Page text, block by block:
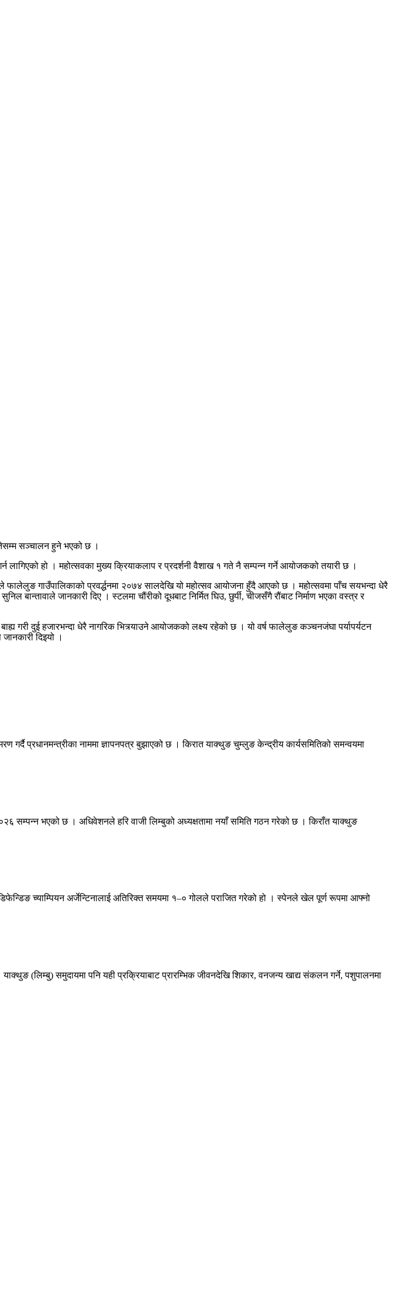
सञ्चालन हुने भएको छ ।
हो । महोत्सवका मुख्य क्रियाकलाप र प्रदर्शनी वैशाख १ गते नै सम्पन्न गर्ने आयोजकको तयारी छ ।
फालेलुङ गाउँपालिकाको प्रवर्द्धनमा २०७४ सालदेखि यो महोत्सव आयोजना हुँदै आएको छ । महोत्सवमा पाँच सयभन्दा धेरै
बान्तावाले जानकारी दिए । स्टलमा चौंरीको दूधबाट निर्मित घिउ, छुर्पी, चीजसँगै रौंबाट निर्माण भएका वस्त्र र
गरी दुई हजारभन्दा धेरै नागरिक भित्र्याउने आयोजकको लक्ष्य रहेको छ । यो वर्ष फालेलुङ कञ्चनजंघा पर्यापर्यटन
दिइयो ।
प्रधानमन्त्रीका नाममा ज्ञापनपत्र बुझाएको छ । किरात याक्थुङ चुम्लुङ केन्द्रीय कार्यसमितिको समन्वयमा
सम्पन्न भएको छ । अधिवेशनले हरि वाजी लिम्बुको अध्यक्षतामा नयाँ समिति गठन गरेको छ । किराँत याक्थुङ
च्याम्पियन अर्जेन्टिनालाई अतिरिक्त समयमा १–० गोलले पराजित गरेको हो । स्पेनले खेल पूर्ण रूपमा आफ्नो
(लिम्बु) समुदायमा पनि यही प्रक्रियाबाट प्रारम्भिक जीवनदेखि शिकार, वनजन्य खाद्य संकलन गर्ने, पशुपालनमा